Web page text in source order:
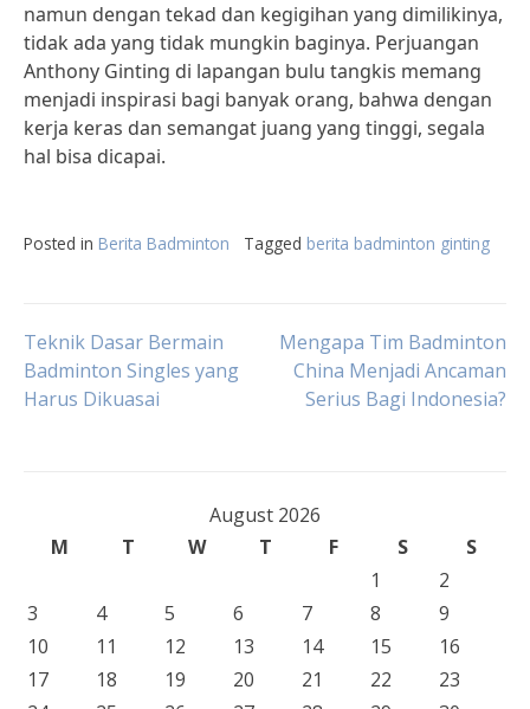
namun dengan tekad dan kegigihan yang dimilikinya,
tidak ada yang tidak mungkin baginya. Perjuangan
Anthony Ginting di lapangan bulu tangkis memang
menjadi inspirasi bagi banyak orang, bahwa dengan
kerja keras dan semangat juang yang tinggi, segala
hal bisa dicapai.
Posted in Berita Badminton Tagged berita badminton ginting
Post
navigation
Teknik Dasar Bermain
Badminton Singles yang
Harus Dikuasai
Mengapa Tim Badminton
China Menjadi Ancaman
Serius Bagi Indonesia?
August 2026
M
T W T F S
S
1
2
3
4 5 6 7 8
9
10
11 12 13 14 15
16
17
18 19 20 21 22
23